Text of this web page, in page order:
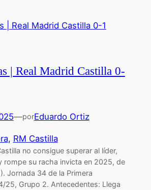
| Real Madrid Castilla 0-
—porEduardo Ortiz
, RM Castilla
no consigue superar al líder,
rompe su racha invicta en 2025, de
Jornada 34 de la Primera
25, Grupo 2. Antecedentes: Llega